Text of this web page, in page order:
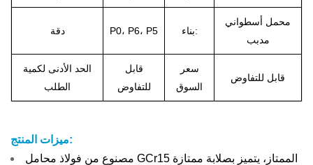
دقة P0، P6، P5 بناء:
محمل أسطواني
مدبب
الحد الأدنى لكمية
الطلب
قابل
للتفاوض
سعر
السوق
قابل للتفاوض
ميزات المنتج:
مصنوع من فولاذ محامل GCr15 الممتاز، يتميز بصلابة ممتازة